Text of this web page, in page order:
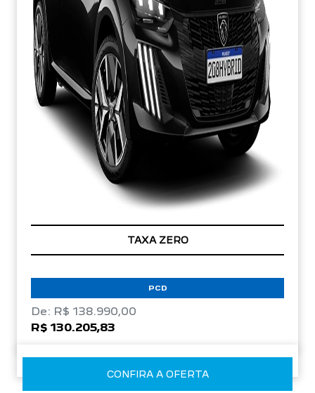
TAXA ZERO
PCD
De: R$ 138.990,00
R$ 130.205,83
CONFIRA A OFERTA